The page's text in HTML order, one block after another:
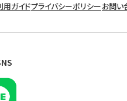
用ガイドプライバシーポリシーお問い